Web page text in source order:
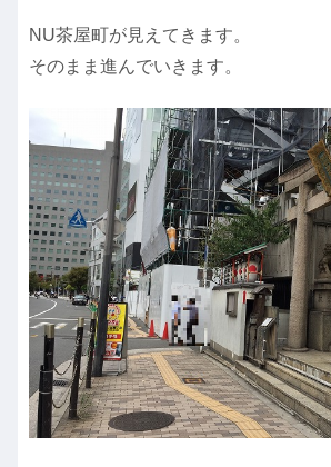
NU茶屋町が見えてきます。
そのまま進んでいきます。